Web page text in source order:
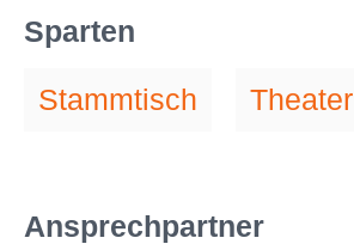
Sparten
Stammtisch Theater
Ansprechpartner